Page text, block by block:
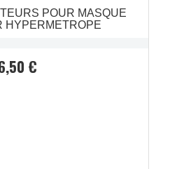
POUR MASQUE
HYPERMETROPE
€